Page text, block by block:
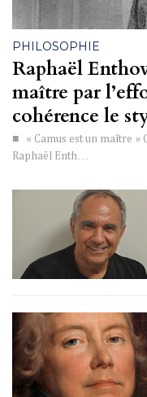
PHILOSOPHIE
Raphaël
maître par
cohérence le
■ « Camus est un maître »
Raphaël Enth…